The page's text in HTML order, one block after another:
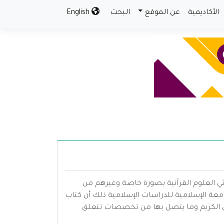
الأكاديمية عن الموقع البحث
العلوم القرآنية بصورة خاصة وغيرهم من
الإسلامية للدراسات الإسلامية ذلك أن كتاب
الكريم وما يتصل بها من تخصصات تتعلق